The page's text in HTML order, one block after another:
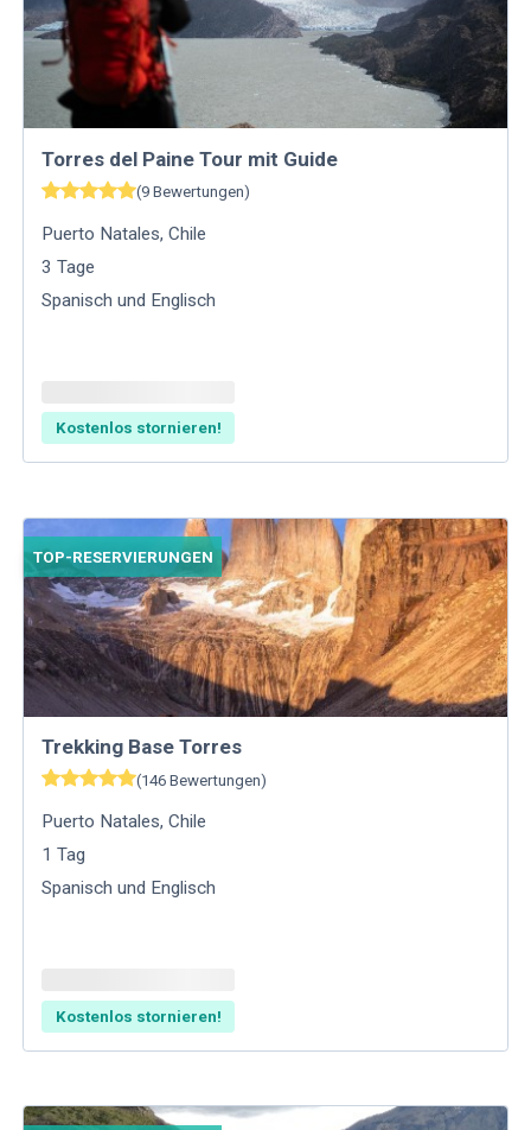
Torres del Paine Tour mit Guide
(9 Bewertungen)
Puerto Natales,Chile
3 Tage
Spanisch und Englisch
Kostenlos stornieren!
TOP-RESERVIERUNGEN
Trekking Base Torres
(146 Bewertungen)
Puerto Natales,Chile
1 Tag
Spanisch und Englisch
Kostenlos stornieren!